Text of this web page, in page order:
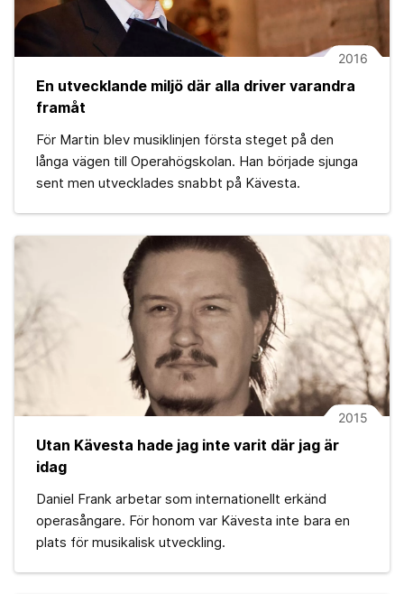
2016
En utvecklande miljö där alla driver varandra
framåt
För Martin blev musiklinjen första steget på den
långa vägen till Operahögskolan. Han började sjunga
sent men utvecklades snabbt på Kävesta.
2015
Utan Kävesta hade jag inte varit där jag är
idag
Daniel Frank arbetar som internationellt erkänd
operasångare. För honom var Kävesta inte bara en
plats för musikalisk utveckling.